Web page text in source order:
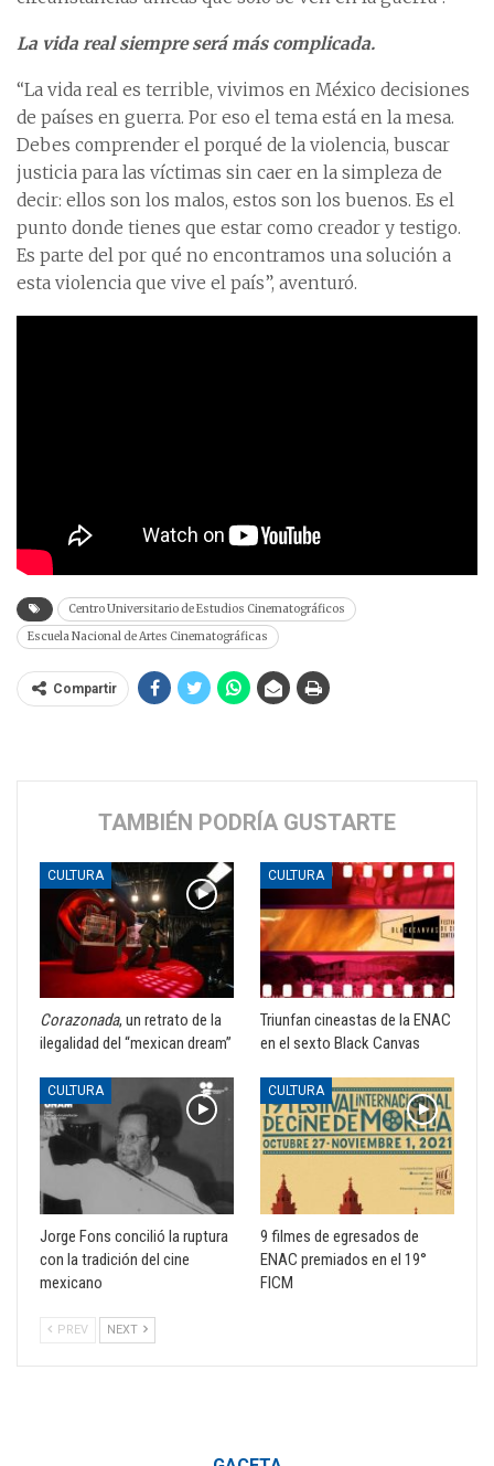
La vida real siempre será más complicada.
“La vida real es terrible, vivimos en México decisiones
de países en guerra. Por eso el tema está en la mesa.
Debes comprender el porqué de la violencia, buscar
justicia para las víctimas sin caer en la simpleza de
decir: ellos son los malos, estos son los buenos. Es el
punto donde tienes que estar como creador y testigo.
Es parte del por qué no encontramos una solución a
esta violencia que vive el país”, aventuró.
Centro Universitario de Estudios Cinematográficos
Escuela Nacional de Artes Cinematográficas
Compartir
TAMBIÉN PODRÍA GUSTARTE
CULTURA
Corazonada, un retrato de la
ilegalidad del “mexican dream”
CULTURA
Triunfan cineastas de la ENAC
en el sexto Black Canvas
CULTURA
Jorge Fons concilió la ruptura
con la tradición del cine
mexicano
CULTURA
9 filmes de egresados de
ENAC premiados en el 19°
FICM
PREV NEXT